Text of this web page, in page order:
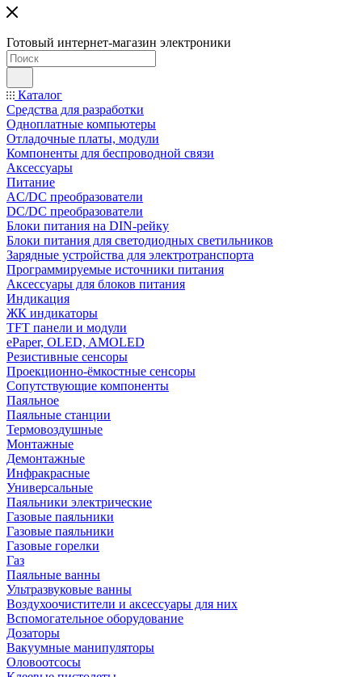
Готовый интернет-магазин электроники
Каталог
Средства для разработки
Одноплатные компьютеры
Отладочные платы, модули
Компоненты для беспроводной связи
Аксессуары
Питание
AC/DC преобразователи
DC/DC преобразователи
Блоки питания на DIN-рейку
Блоки питания для светодиодных светильников
Зарядные устройства для электротранспорта
Программируемые источники питания
Аксессуары для блоков питания
Индикация
ЖК индикаторы
TFT панели и модули
ePaper, OLED, AMOLED
Резистивные сенсоры
Проекционно-ёмкостные сенсоры
Сопутствующие компоненты
Паяльное
Паяльные станции
Термовоздушные
Монтажные
Демонтажные
Инфракрасные
Универсальные
Паяльники электрические
Газовые паяльники
Газовые паяльники
Газовые горелки
Газ
Паяльные ванны
Ультразвуковые ванны
Воздухоочистители и аксессуары для них
Вспомогательное оборудование
Дозаторы
Вакуумные манипуляторы
Оловоотсосы